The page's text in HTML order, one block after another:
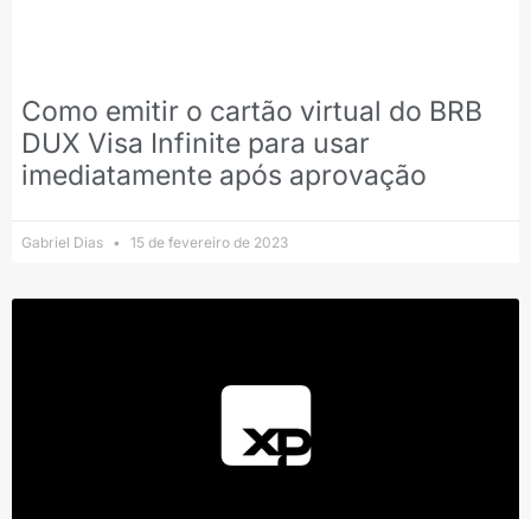
Como emitir o cartão virtual do BRB
DUX Visa Infinite para usar
imediatamente após aprovação
Gabriel Dias 15 de fevereiro de 2023